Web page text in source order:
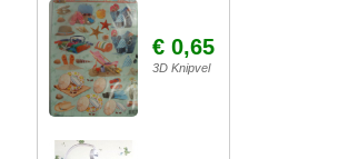
€ 0,65
3D Knipvel